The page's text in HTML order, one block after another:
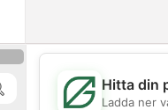
Hitta din
Ladda ner